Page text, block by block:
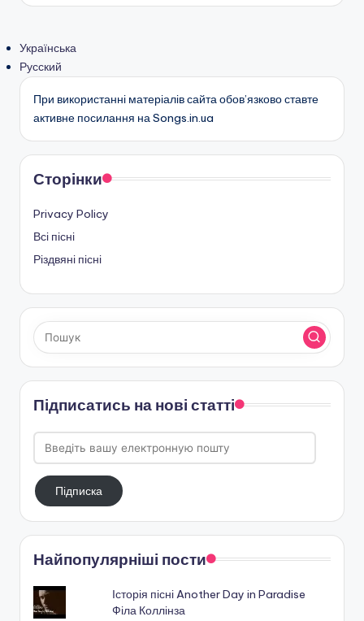
Українська
Русский
При використанні матеріалів сайта обов’язково ставте
активне посилання на Songs.in.ua
Сторінки
Privacy Policy
Всі пісні
Різдвяні пісні
Підписатись на нові статті
Введіть
вашу
електронную
поштуПідписка
Найпопулярніші пости
Історія пісні Another Day in Paradise
Філа Коллінза